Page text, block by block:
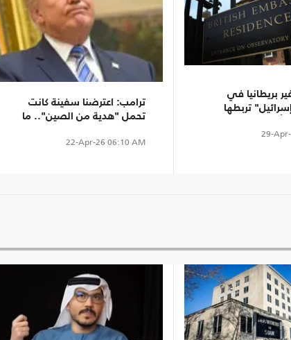
بريطانيا في
تربطها
29-
ترامب: اعترضنا سفينة كانت
تحمل "هدية من الصين".. ما
22-Apr-26 06:10 AM